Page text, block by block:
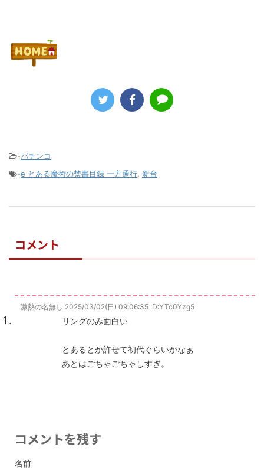
-パチンコ
-e とある魔術の禁書目録 一方通行, 新台
コメント
激熱の名無し 2025/03/02(日) 09:06:35 ID:YTc0Yzg5
リングのみ面白い
とあるとか許せて初代ぐらいかなぁ
あとはごちゃごちゃしすぎ。
コメントを残す
名前